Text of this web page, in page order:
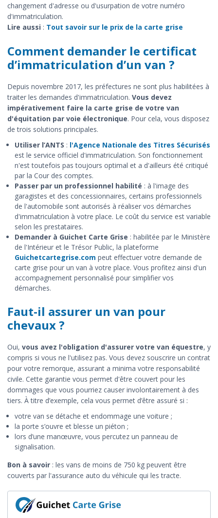
changement d'adresse ou d'usurpation de votre numéro
d'immatriculation.
Lire aussi : Tout savoir sur le prix de la carte grise
Comment demander le certificat
d’immatriculation d’un van ?
Depuis novembre 2017, les préfectures ne sont plus habilitées à
traiter les demandes d'immatriculation. Vous devez
impérativement faire la carte grise de votre van
d'équitation par voie électronique. Pour cela, vous disposez
de trois solutions principales.
Utiliser l’ANTS : l'Agence Nationale des Titres Sécurisés
est le service officiel d'immatriculation. Son fonctionnement
n'est toutefois pas toujours optimal et a d'ailleurs été critiqué
par la Cour des comptes.
Passer par un professionnel habilité : à l'image des
garagistes et des concessionnaires, certains professionnels
de l'automobile sont autorisés à réaliser vos démarches
d'immatriculation à votre place. Le coût du service est variable
selon les prestataires.
Demander à Guichet Carte Grise : habilitée par le Ministère
de l'Intérieur et le Trésor Public, la plateforme
Guichetcartegrise.com peut effectuer votre demande de
carte grise pour un van à votre place. Vous profitez ainsi d'un
accompagnement personnalisé pour simplifier vos
démarches.
Faut-il assurer un van pour
chevaux ?
Oui, vous avez l'obligation d'assurer votre van équestre, y
compris si vous ne l'utilisez pas. Vous devez souscrire un contrat
pour votre remorque, assurant a minima votre responsabilité
civile. Cette garantie vous permet d'être couvert pour les
dommages que vous pourriez causer involontairement à des
tiers. À titre d’exemple, cela vous permet d’être assuré si :
votre van se détache et endommage une voiture ;
la porte s’ouvre et blesse un piéton ;
lors d’une manœuvre, vous percutez un panneau de
signalisation.
Bon à savoir : les vans de moins de 750 kg peuvent être
couverts par l'assurance auto du véhicule qui les tracte.